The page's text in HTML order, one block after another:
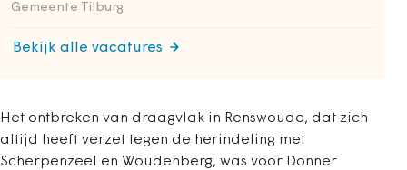
Gemeente Tilburg
Bekijk alle vacatures
Het ontbreken van draagvlak in Renswoude, dat zich
altijd heeft verzet tegen de herindeling met
Scherpenzeel en Woudenberg, was voor Donner